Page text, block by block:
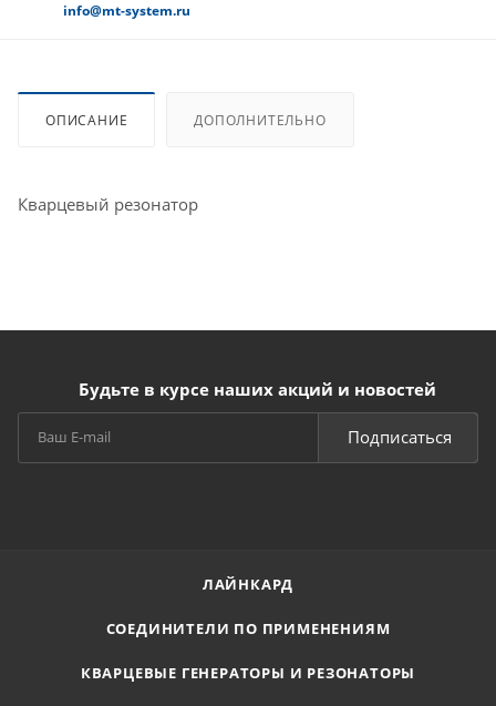
info@mt-system.ru
ОПИСАНИЕ ДОПОЛНИТЕЛЬНО
Кварцевый резонатор
Будьте в курсе наших акций и новостей
Подписаться
ЛАЙНКАРД
СОЕДИНИТЕЛИ ПО ПРИМЕНЕНИЯМ
КВАРЦЕВЫЕ ГЕНЕРАТОРЫ И РЕЗОНАТОРЫ